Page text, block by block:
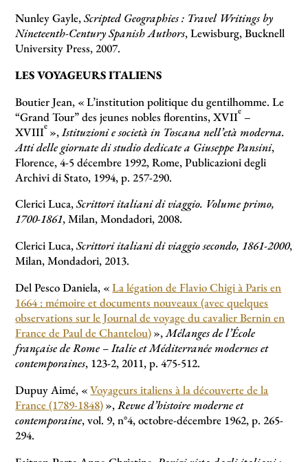
Nunley Gayle,Scripted Geographies : Travel Writings by
Nineteenth-Century Spanish Authors, Lewisburg, Bucknell
University Press, 2007.
LES VOYAGEURS ITALIENS
Boutier Jean, «L’institution politique du gentilhomme. Le
“Grand Tour” des jeunes nobles florentins, XVIIe –
XVIIIe »,Istituzioni e società in Toscana nell’età moderna.
Atti delle giornate di studio dedicate a Giuseppe Pansini,
Florence, 4-5 décembre 1992, Rome, Publicazioni degli
Archivi di Stato, 1994, p. 257-290.
Clerici Luca,Scrittori italiani di viaggio. Volume primo,
1700-1861, Milan, Mondadori, 2008.
Clerici Luca,Scrittori italiani di viaggio secondo, 1861-2000,
Milan, Mondadori, 2013.
Del Pesco Daniela, «La légation de Flavio Chigi à Paris en
1664 : mémoire et documents nouveaux (avec quelques
observations sur le Journal de voyage du cavalier Bernin en
France de Paul de Chantelou)»,Mélanges de l’École
française de Rome – Italie et Méditerranée modernes et
contemporaines, 123-2, 2011, p. 475-512.
Dupuy Aimé, «Voyageurs italiens à la découverte de la
France (1789-1848)»,Revue d’histoire moderne et
contemporaine, vol. 9, n°4, octobre-décembre 1962, p. 265-
294.